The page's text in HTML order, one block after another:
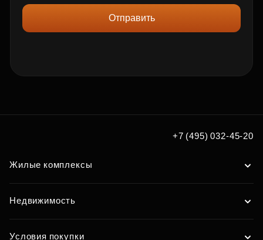
Отправить
+7 (495) 032-45-20
Жилые комплексы
Недвижимость
Условия покупки